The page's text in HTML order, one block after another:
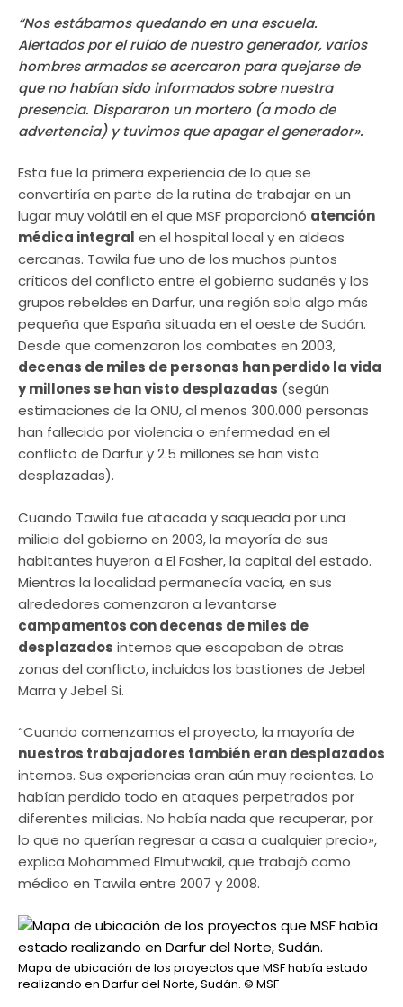
“Nos estábamos quedando en una escuela.
Alertados por el ruido de nuestro generador, varios
hombres armados se acercaron para quejarse de
que no habían sido informados sobre nuestra
presencia. Dispararon un mortero (a modo de
advertencia) y tuvimos que apagar el generador».
Esta fue la primera experiencia de lo que se
convertiría en parte de la rutina de trabajar en un
lugar muy volátil en el que MSF proporcionó atención
médica integral en el hospital local y en aldeas
cercanas. Tawila fue uno de los muchos puntos
críticos del conflicto entre el gobierno sudanés y los
grupos rebeldes en Darfur, una región solo algo más
pequeña que España situada en el oeste de Sudán.
Desde que comenzaron los combates en 2003,
decenas de miles de personas han perdido la vida
y millones se han visto desplazadas (según
estimaciones de la ONU, al menos 300.000 personas
han fallecido por violencia o enfermedad en el
conflicto de Darfur y 2.5 millones se han visto
desplazadas).
Cuando Tawila fue atacada y saqueada por una
milicia del gobierno en 2003, la mayoría de sus
habitantes huyeron a El Fasher, la capital del estado.
Mientras la localidad permanecía vacía, en sus
alrededores comenzaron a levantarse
campamentos con decenas de miles de
desplazados internos que escapaban de otras
zonas del conflicto, incluidos los bastiones de Jebel
Marra y Jebel Si.
“Cuando comenzamos el proyecto, la mayoría de
nuestros trabajadores también eran desplazados
internos. Sus experiencias eran aún muy recientes. Lo
habían perdido todo en ataques perpetrados por
diferentes milicias. No había nada que recuperar, por
lo que no querían regresar a casa a cualquier precio»,
explica Mohammed Elmutwakil, que trabajó como
médico en Tawila entre 2007 y 2008.
Mapa de ubicación de los proyectos que MSF había estado
realizando en Darfur del Norte, Sudán. © MSF